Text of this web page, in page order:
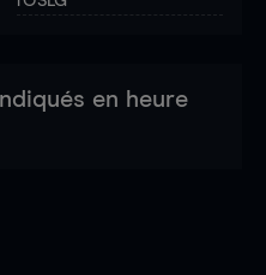
en heure